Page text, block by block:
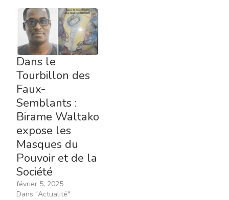
Dans le
Tourbillon des
Faux-
Semblants :
Birame Waltako
expose les
Masques du
Pouvoir et de la
Société
février 5, 2025
Dans "Actualité"